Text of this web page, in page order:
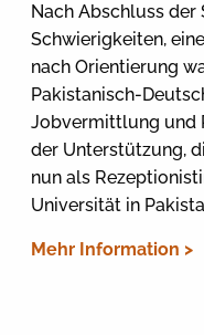
Nach Abschluss der
Schwierigkeiten,
nach Orientierung
Pakistanisch-
Jobvermittlung und
der Unterstützung,
nun als
Universität in
Mehr Information >